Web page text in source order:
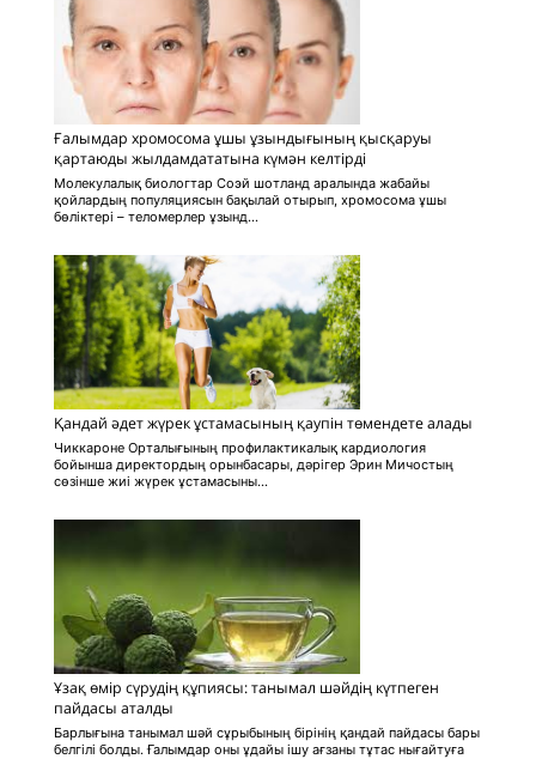
Ғалымдар хромосома ұшы ұзындығының қысқаруы
қартаюды жылдамдататына күмән келтірді
Молекулалық биологтар Соэй шотланд аралында жабайы
қойлардың популяциясын бақылай отырып, хромосома ұшы
бөліктері – теломерлер ұзынд...
Қандай әдет жүрек ұстамасының қаупін төмендете алады
Чиккароне Орталығының профилактикалық кардиология
бойынша директордың орынбасары, дәрігер Эрин Мичостың
сөзінше жиі жүрек ұстамасыны...
Ұзақ өмір сүрудің құпиясы: танымал шәйдің күтпеген
пайдасы аталды
Барлығына танымал шәй сұрыбының бірінің қандай пайдасы бары
белгілі болды. Ғалымдар оны ұдайы ішу ағзаны тұтас нығайтуға